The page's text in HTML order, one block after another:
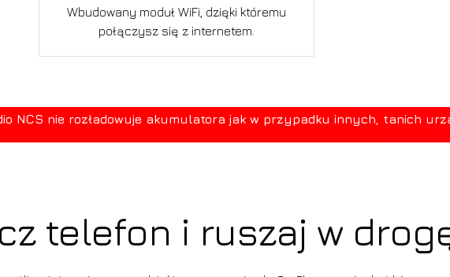
Wbudowany moduł WiFi, dzięki któremu
połączysz się z internetem.
NCS nie rozładowuje akumulatora jak w przypadku innych, tanich
telefon i ruszaj w